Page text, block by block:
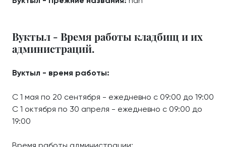
Вуктыл - Время работы кладбищ и их
администраций.
Вуктыл - время работы:
С 1 мая по 20 сентября - ежедневно с 09:00 до 19:00
С 1 октября по 30 апреля - ежедневно с 09:00 до
19:00